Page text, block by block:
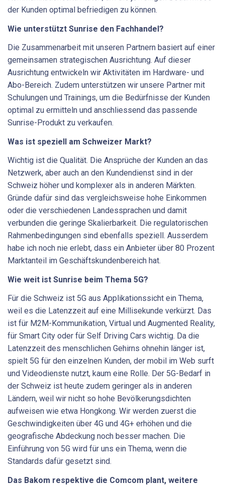
der Kunden optimal befriedigen zu können.
Wie unterstützt Sunrise den Fachhandel?
Die Zusammenarbeit mit unseren Partnern basiert auf einer
gemeinsamen strategischen Ausrichtung. Auf dieser
Ausrichtung entwickeln wir Aktivitäten im Hardware- und
Abo-Bereich. Zudem unterstützen wir unsere Partner mit
Schulungen und Trainings, um die Bedürfnisse der Kunden
optimal zu ermitteln und anschliessend das passende
Sunrise-Produkt zu verkaufen.
Was ist speziell am Schweizer Markt?
Wichtig ist die Qualität. Die Ansprüche der Kunden an das
Netzwerk, aber auch an den Kundendienst sind in der
Schweiz höher und komplexer als in anderen Märkten.
Gründe dafür sind das vergleichsweise hohe Einkommen
oder die verschiedenen Landessprachen und damit
verbunden die geringe Skalierbarkeit. Die regulatorischen
Rahmenbedingungen sind ebenfalls speziell. Ausserdem
habe ich noch nie erlebt, dass ein Anbieter über 80 Prozent
Marktanteil im Geschäftskundenbereich hat.
Wie weit ist Sunrise beim Thema 5G?
Für die Schweiz ist 5G aus Applikationssicht ein Thema,
weil es die Latenzzeit auf eine Millisekunde verkürzt. Das
ist für M2M-Kommunikation, Virtual und Augmented Reality,
für Smart City oder für Self Driving Cars wichtig. Da die
Latenzzeit des menschlichen Gehirns ohnehin länger ist,
spielt 5G für den einzelnen Kunden, der mobil im Web surft
und Videodienste nutzt, kaum eine Rolle. Der 5G-Bedarf in
der Schweiz ist heute zudem geringer als in anderen
Ländern, weil wir nicht so hohe Bevölkerungsdichten
aufweisen wie etwa Hongkong. Wir werden zuerst die
Geschwindigkeiten über 4G und 4G+ erhöhen und die
geografische Abdeckung noch besser machen. Die
Einführung von 5G wird für uns ein Thema, wenn die
Standards dafür gesetzt sind.
Das Bakom respektive die Comcom plant, weitere